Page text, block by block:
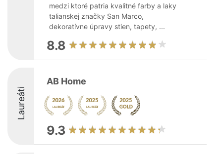
medzi ktoré patria kvalitné farby a laky
talianskej značky San Marco,
dekoratívne úpravy stien, tapety, ...
8.8
Laureáti
AB Home
9.3